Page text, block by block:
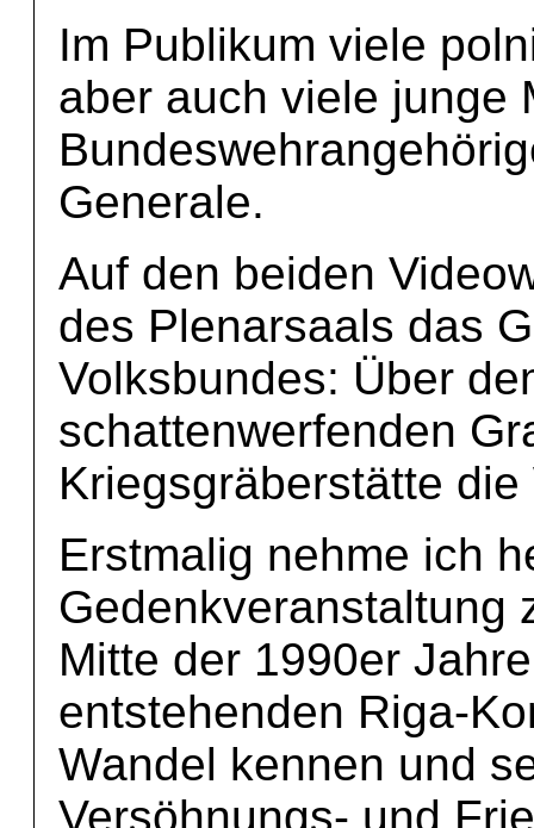
Im Publikum viele
aber auch viele junge
Generale.
Auf den beiden
des Plenarsaals das
Volksbundes: Über
schattenwerfenden
Kriegsgräberstätte die
Erstmalig nehme ich
Gedenkveranstaltung
Mitte der 1990er
entstehenden Riga-
Wandel kennen und
Versöhnungs- und